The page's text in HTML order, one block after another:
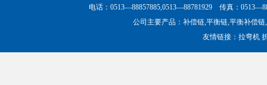
电话：0513—88857885,0513—88781929 传真：
公司主要产品：补偿链,平衡链,平衡补偿
友情链接： 拉弯机